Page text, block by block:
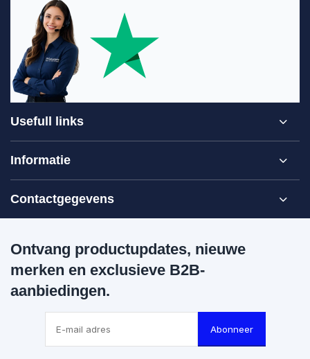
Usefull links
Informatie
Contactgegevens
Ontvang productupdates, nieuwe
merken en exclusieve B2B-
aanbiedingen.
Abonneer